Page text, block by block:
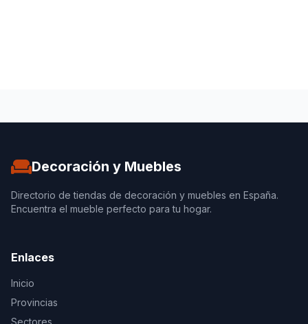
Decoración y Muebles
Directorio de tiendas de decoración y muebles en España.
Encuentra el mueble perfecto para tu hogar.
Enlaces
Inicio
Provincias
Sectores